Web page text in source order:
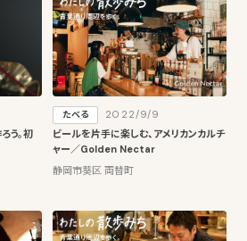
う。初
たべる
2022/9/9
ビールを片手に楽しむ、アメリカンカルチ
ャー／Golden Nectar
静岡市葵区 両替町